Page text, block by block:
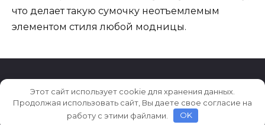
что делает такую сумочку неотъемлемым
элементом стиля любой модницы.
© 2026 101da.ru
Этот сайт использует cookie для хранения данных.
Продолжая использовать сайт, Вы даете свое согласие на
работу с этими файлами.
OK